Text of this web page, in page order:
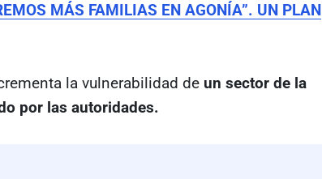
MÁS FAMILIAS EN AGONÍA”. UN PLAN
la vulnerabilidad de un sector de la
por las autoridades.